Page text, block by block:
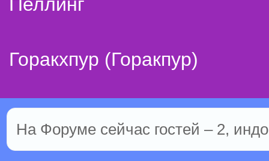
Горакхпур (Горакпур)
На Форуме сейчас гостей – 2,